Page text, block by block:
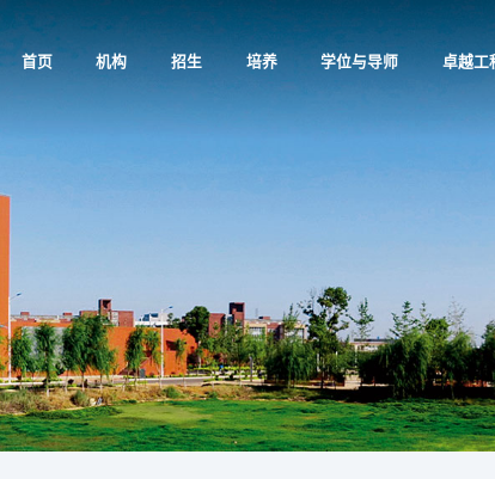
首页 机构 招生 培养 学位与导师 卓越工